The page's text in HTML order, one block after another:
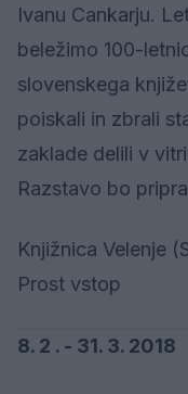
Ivanu Cankarju.
beležimo 100-
slovenskega
poiskali in zbrali
zaklade delili v
Razstavo bo
Knjižnica Velenje
Prost vstop
8. 2 . - 31. 3. 2018